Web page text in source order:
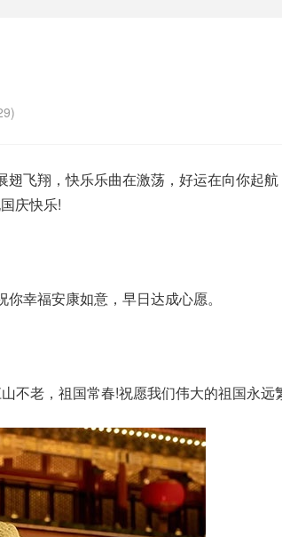
飞翔，快乐乐曲在激荡，好运在向你起
庆快乐!
幸福安康如意，早日达成心愿。
不老，祖国常春!祝愿我们伟大的祖国永远